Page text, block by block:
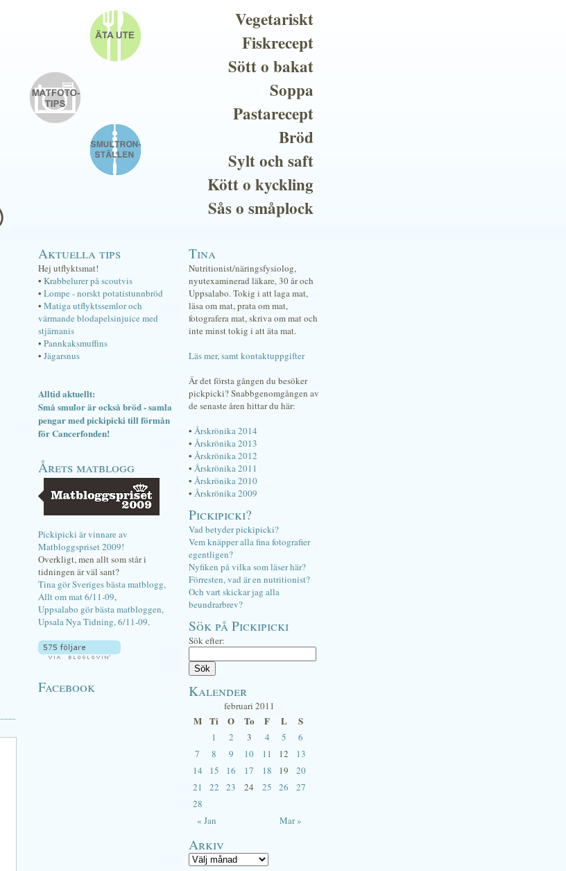
Vegetariskt
Fiskrecept
Sött o bakat
Soppa
Pastarecept
Bröd
Sylt och saft
Kött o kyckling
Sås o småplock
Aktuella tips
Hej utflyktsmat!
• Krabbelurer på scoutvis
• Lompe - norskt potatistunnbröd
• Matiga utflyktssemlor och
värmande blodapelsinjuice med
stjärnanis
• Pannkaksmuffins
• Jägarsnus
Alltid aktuellt:
Små smulor är också bröd - samla
pengar med pickipicki till förmån
för Cancerfonden!
Årets matblogg
Pickipicki är vinnare av
Matbloggspriset 2009!
Overkligt, men allt som står i
tidningen är väl sant?
Tina gör Sveriges bästa matblogg,
Allt om mat 6/11-09,
Uppsalabo gör bästa matbloggen,
Upsala Nya Tidning, 6/11-09.
Facebook
Tina
Nutritionist/näringsfysiolog,
nyutexaminerad läkare, 30 år och
Uppsalabo. Tokig i att laga mat,
läsa om mat, prata om mat,
fotografera mat, skriva om mat och
inte minst tokig i att äta mat.
Läs mer, samt kontaktuppgifter
Är det första gången du besöker
pickpicki? Snabbgenomgången av
de senaste åren hittar du här:
• Årskrönika 2014
• Årskrönika 2013
• Årskrönika 2012
• Årskrönika 2011
• Årskrönika 2010
• Årskrönika 2009
Pickipicki?
Vad betyder pickipicki?
Vem knäpper alla fina fotografier
egentligen?
Nyfiken på vilka som läser här?
Förresten, vad är en nutritionist?
Och vart skickar jag alla
beundrarbrev?
Sök på Pickipicki
Sök efter:
Kalender
februari 2011
M Ti O To F L S
« Jan Mar »
1 2 3 4 5
6
7
8 9 10 11 12
13
14
15 16 17 18 19
20
21
22 23 24 25 26
27
28
Arkiv